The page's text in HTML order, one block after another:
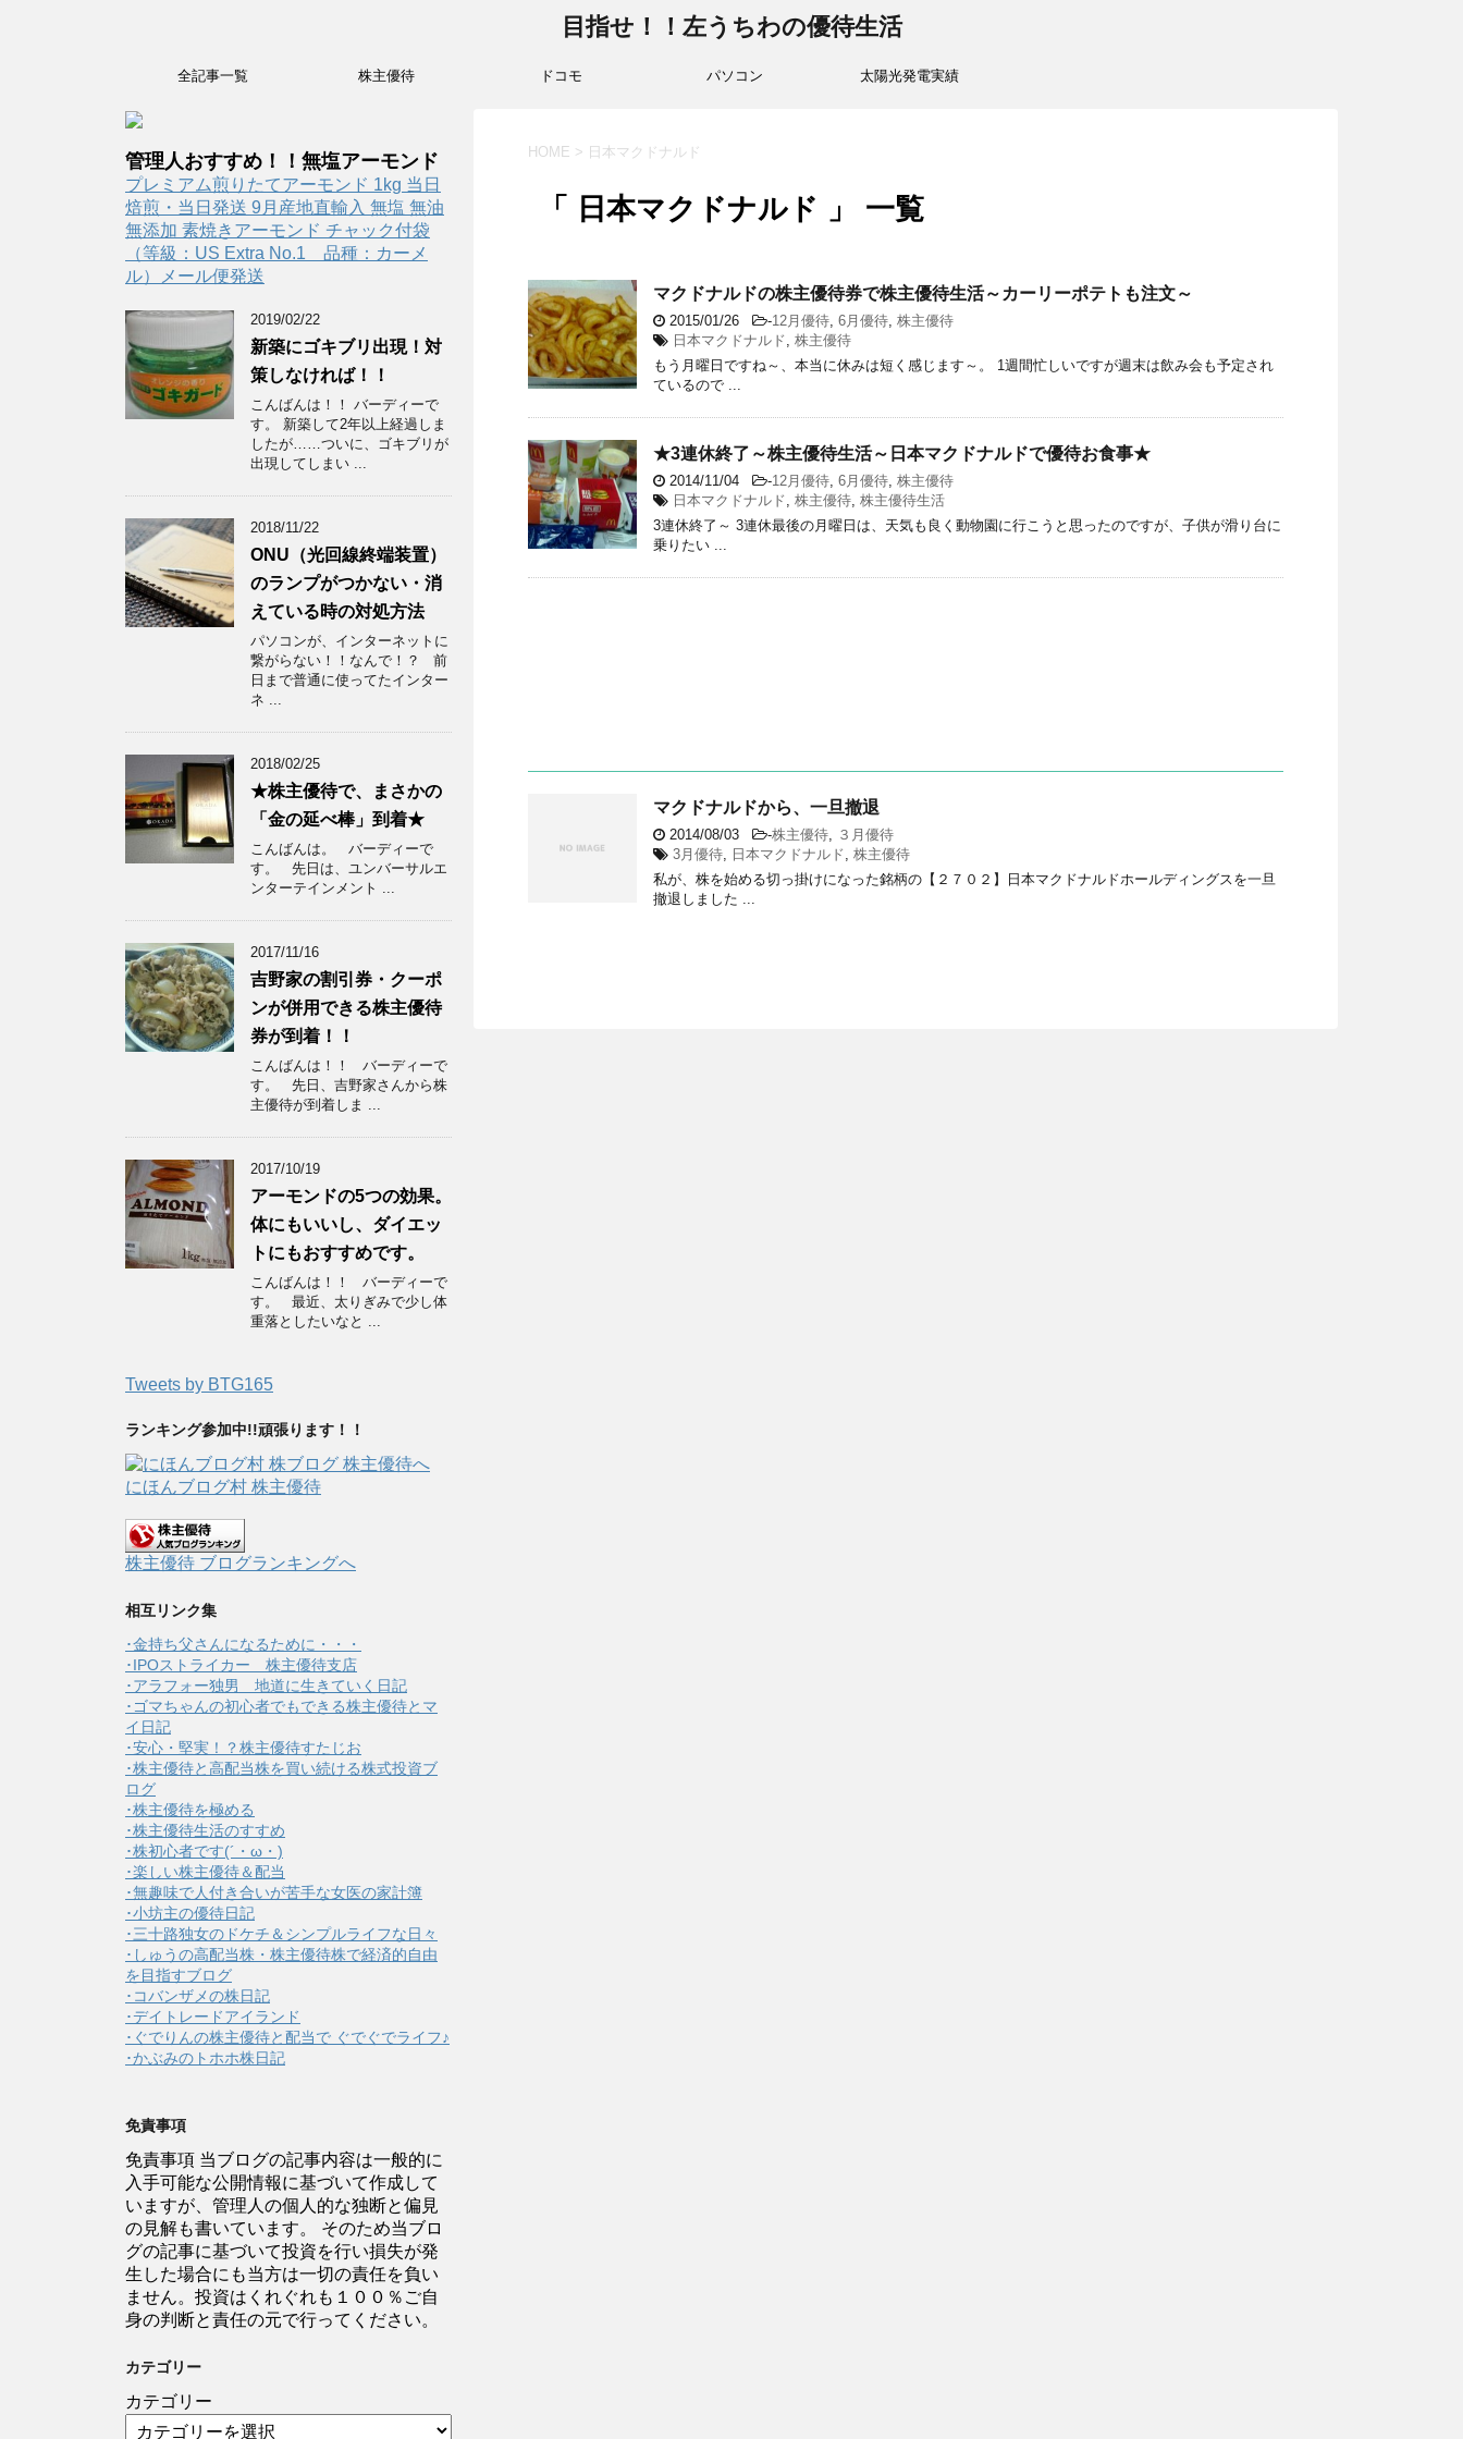
目指せ！！左うちわの優待生活
全記事一覧 株主優待 ドコモ パソコン 太陽光発電実績
HOME > 日本マクドナルド
「 日本マクドナルド 」 一覧
マクドナルドの株主優待券で株主優待生活～カーリーポテトも注文～
2015/01/26 -12月優待, 6月優待, 株主優待
日本マクドナルド, 株主優待
もう月曜日ですね～、本当に休みは短く感じます～。 1週間忙しいですが週末は飲み会も予定され
ているので ...
★3連休終了～株主優待生活～日本マクドナルドで優待お食事★
2014/11/04 -12月優待, 6月優待, 株主優待
日本マクドナルド, 株主優待, 株主優待生活
3連休終了～ 3連休最後の月曜日は、天気も良く動物園に行こうと思ったのですが、子供が滑り台に
乗りたい ...
マクドナルドから、一旦撤退
2014/08/03 -株主優待, ３月優待
3月優待, 日本マクドナルド, 株主優待
私が、株を始める切っ掛けになった銘柄の【２７０２】日本マクドナルドホールディングスを一旦
撤退しました ...
管理人おすすめ！！無塩アーモンド
プレミアム煎りたてアーモンド 1kg 当日
焙煎・当日発送 9月産地直輸入 無塩 無油
無添加 素焼きアーモンド チャック付袋
（等級：US Extra No.1 品種：カーメ
ル）メール便発送
2019/02/22
新築にゴキブリ出現！対
策しなければ！！
こんばんは！！ バーディーで
す。 新築して2年以上経過しま
したが……ついに、ゴキブリが
出現してしまい ...
2018/11/22
ONU（光回線終端装置）
のランプがつかない・消
えている時の対処方法
パソコンが、インターネットに
繋がらない！！なんで！？ 前
日まで普通に使ってたインター
ネ ...
2018/02/25
★株主優待で、まさかの
「金の延べ棒」到着★
こんばんは。 バーディーで
す。 先日は、ユンバーサルエ
ンターテインメント ...
2017/11/16
吉野家の割引券・クーポ
ンが併用できる株主優待
券が到着！！
こんばんは！！ バーディーで
す。 先日、吉野家さんから株
主優待が到着しま ...
2017/10/19
アーモンドの5つの効果。
体にもいいし、ダイエッ
トにもおすすめです。
こんばんは！！ バーディーで
す。 最近、太りぎみで少し体
重落としたいなと ...
Tweets by BTG165
ランキング参加中!!頑張ります！！
にほんブログ村 株主優待
株主優待 ブログランキングへ
相互リンク集
･金持ち父さんになるために・・・
･IPOストライカー 株主優待支店
･アラフォー独男 地道に生きていく日記
･ゴマちゃんの初心者でもできる株主優待とマ
イ日記
･安心・堅実！？株主優待すたじお
･株主優待と高配当株を買い続ける株式投資ブ
ログ
･株主優待を極める
･株主優待生活のすすめ
･株初心者です(´・ω・)
･楽しい株主優待＆配当
･無趣味で人付き合いが苦手な女医の家計簿
･小坊主の優待日記
･三十路独女のドケチ＆シンプルライフな日々
･しゅうの高配当株・株主優待株で経済的自由
を目指すブログ
･コバンザメの株日記
･デイトレードアイランド
･ぐでりんの株主優待と配当で ぐでぐでライフ♪
･かぶみのトホホ株日記
免責事項
免責事項 当ブログの記事内容は一般的に
入手可能な公開情報に基づいて作成して
いますが、管理人の個人的な独断と偏見
の見解も書いています。 そのため当ブロ
グの記事に基づいて投資を行い損失が発
生した場合にも当方は一切の責任を負い
ません。投資はくれぐれも１００％ご自
身の判断と責任の元で行ってください。
カテゴリー
カテゴリー